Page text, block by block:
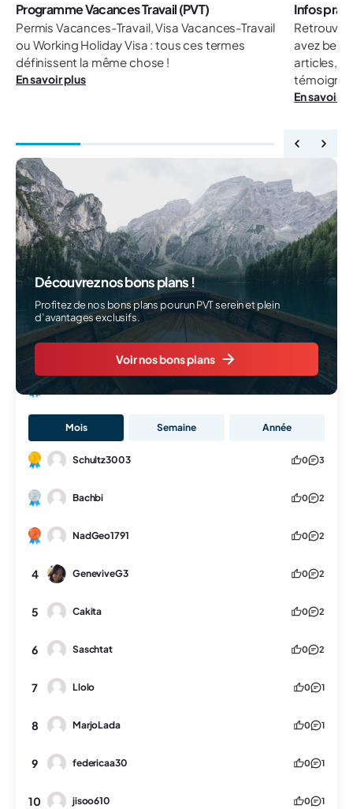
Mois Semaine Année
Schultz3003 0 3
Bachbi 0 2
NadGeo1791 0 2
4 GeneviveG3 0 2
5 Cakita 0 2
6 Saschtat 0 2
7 Llolo 0 1
8 MarjoLada 0 1
9 federicaa30 0 1
10 jisoo610 0 1
Découvrez nos bons plans !
Profitez de nos bons plans pour un PVT serein et plein
d’avantages exclusifs.
Voir nos bons plans
Programme Vacances Travail (PVT)
Permis Vacances-Travail, Visa Vacances-Travail
ou Working Holiday Visa : tous ces termes
définissent la même chose !
En savoir plus
Infos
avez
articles,
En savoir